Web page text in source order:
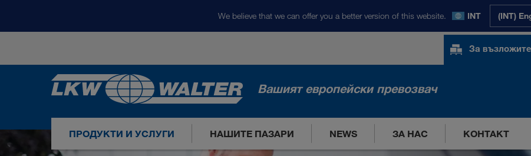
We believe that we can offer you a better version of this website. INT (INT)
За
Вашият европейски превозвач
ПРОДУКТИ И УСЛУГИ НАШИТЕ ПАЗАРИ NEWS ЗА НАС КОНТАКТ